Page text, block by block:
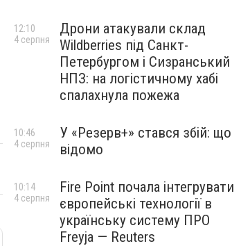
Дрони атакували склад
Wildberries під Санкт-
Петербургом і Сизранський
НПЗ: на логістичному хабі
спалахнула пожежа
12:10
4 серпня
У «Резерв+» стався збій: що
відомо
10:46
4 серпня
Fire Point почала інтегрувати
європейські технології в
українську систему ПРО
Freyja — Reuters
10:14
4 серпня